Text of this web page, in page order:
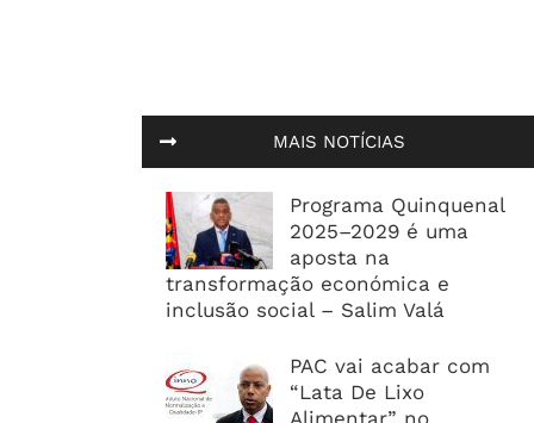
MAIS NOTÍCIAS
Programa Quinquenal
2025–2029 é uma
aposta na
transformação económica e
inclusão social – Salim Valá
PAC vai acabar com
“Lata De Lixo
Alimentar” no